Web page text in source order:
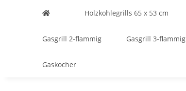
Holzkohlegrills 65 x 53 cm
Gasgrill 2-flammig Gasgrill 3-flammig
Gaskocher